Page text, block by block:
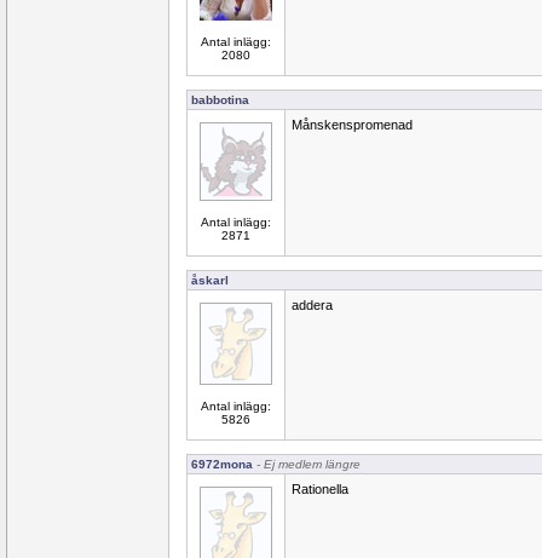
Antal inlägg:
2080
babbotina
Antal inlägg:
2871
Månskenspromenad
åskarl
Antal inlägg:
5826
addera
6972mona - Ej medlem längre
Rationella